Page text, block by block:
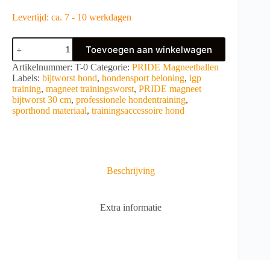
Levertijd: ca. 7 - 10 werkdagen
PRIDE
magneet
bijtworst
30
cm
aantal
Toevoegen aan winkelwagen
A
l
t
e
r
Artikelnummer: T-0 Categorie: PRIDE Magneetballen
Labels: bijtworst hond, hondensport beloning, igp
training, magneet trainingsworst, PRIDE magneet
bijtworst 30 cm, professionele hondentraining,
sporthond materiaal, trainingsaccessoire hond
Beschrijving
Extra informatie